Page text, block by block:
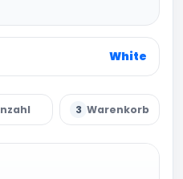
White
3 Warenkorb